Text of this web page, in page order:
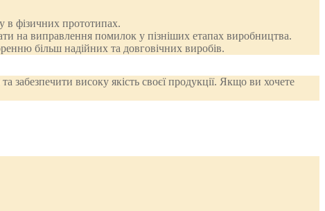
в фізичних прототипах.
на виправлення помилок у пізніших етапах виробництва.
більш надійних та довговічних виробів.
забезпечити високу якість своєї продукції. Якщо ви хочете